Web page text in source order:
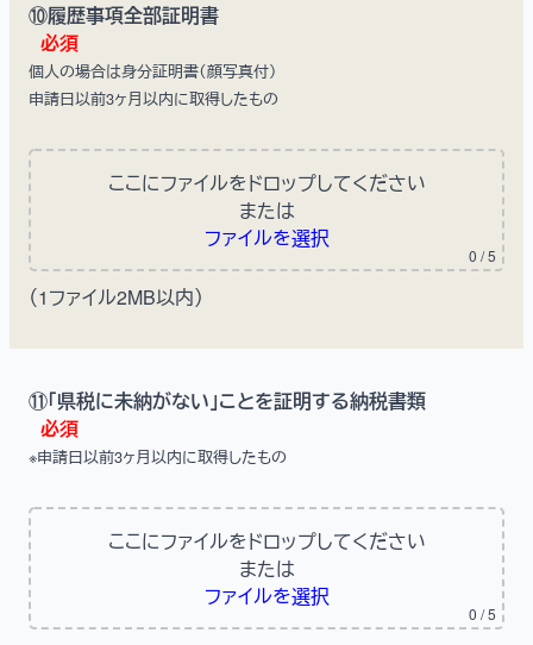
⑩履歴事項全部証明書
必須
個人の場合は身分証明書（顔写真付）
申請日以前3ヶ月以内に取得したもの
ここにファイルをドロップしてください
または
ファイルを選択
0 / 5
（1ファイル2MB以内）
⑪「県税に未納がない」ことを証明する納税書類
必須
※申請日以前3ヶ月以内に取得したもの
ここにファイルをドロップしてください
または
ファイルを選択
0 / 5